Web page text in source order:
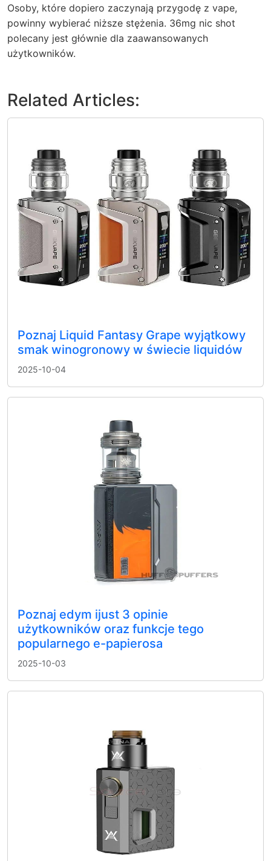
Osoby, które dopiero zaczynają przygodę z vape,
powinny wybierać niższe stężenia. 36mg nic shot
polecany jest głównie dla zaawansowanych
użytkowników.
Related Articles:
Poznaj Liquid Fantasy Grape wyjątkowy
smak winogronowy w świecie liquidów
2025-10-04
Poznaj edym ijust 3 opinie
użytkowników oraz funkcje tego
popularnego e-papierosa
2025-10-03